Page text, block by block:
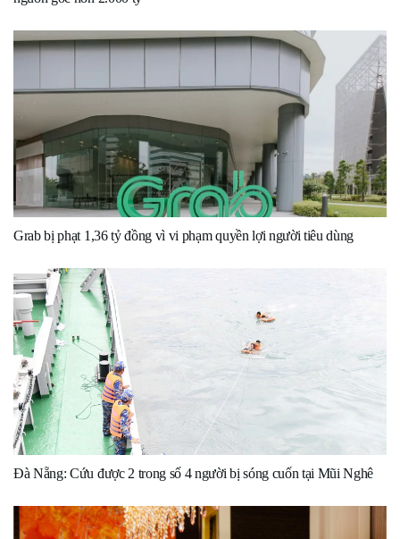
Grab bị phạt 1,36 tỷ đồng vì vi phạm quyền lợi người tiêu dùng
Đà Nẵng: Cứu được 2 trong số 4 người bị sóng cuốn tại Mũi Nghê